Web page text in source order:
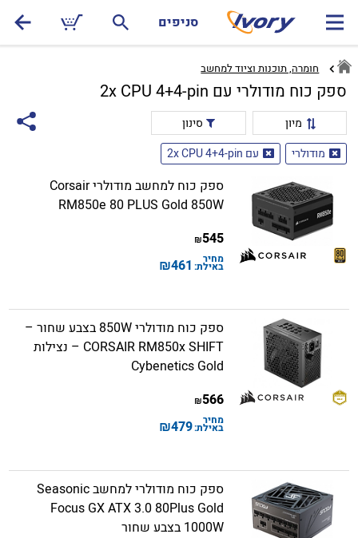
סניפים
חומרה, תוכנות וציוד למחשב
ספק כוח מודולרי עם 2x CPU 4+4-pin
מיון
סינון
מודולרי
עם 2x CPU 4+4-pin
ספק כוח למחשב מודולרי Corsair
RM850e 80 PLUS Gold 850W
545
₪
מחיר
באילת: 461
₪
ספק כוח מודולרי 850W בצבע שחור –
CORSAIR RM850x SHIFT – נצילות
Cybenetics Gold
566
₪
מחיר
באילת:479
₪
ספק כוח מודולרי למחשב Seasonic
Focus GX ATX 3.0 80Plus Gold
1000W בצבע שחור